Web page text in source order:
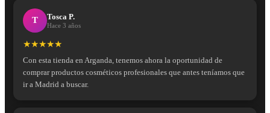
T Tosca P.
Hace 3 años
★★★★★
Con esta tienda en Arganda, tenemos ahora la oportunidad de
comprar productos cosméticos profesionales que antes teníamos que
ir a Madrid a buscar.